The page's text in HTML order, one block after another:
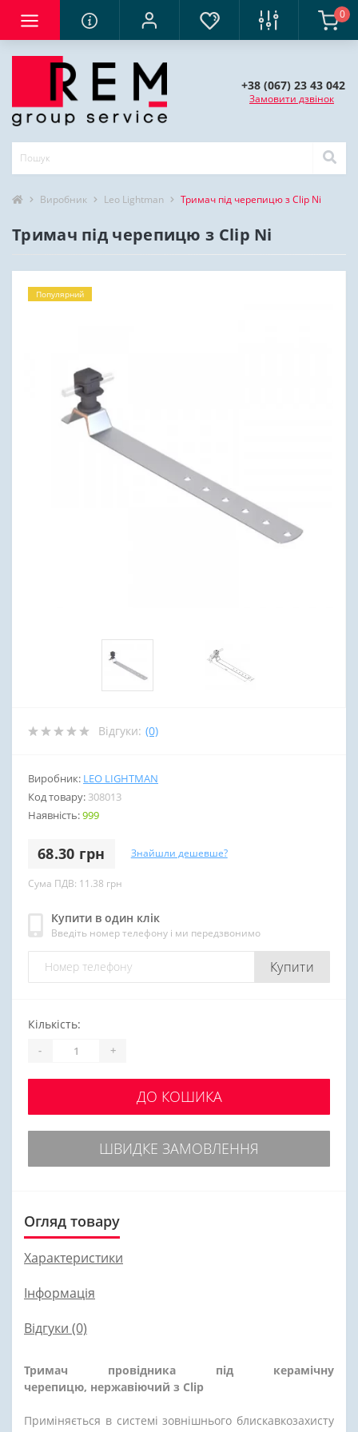
0
+38 (067) 23 43 042
Замовити дзвінок
Виробник Leo Lightman Тримач під черепицю з Clip Ni
Тримач під черепицю з Clip Ni
Популярний
Відгуки: (0)
Виробник: LEO LIGHTMAN
Код товару: 308013
Наявність:999
68.30 грн Знайшли дешевше?
Сума ПДВ: 11.38 грн
Купити в один клік
Введіть номер телефону і ми передзвонимо
Купити
Кількість:
- +
ДО КОШИКА
ШВИДКЕ ЗАМОВЛЕННЯ
Огляд товару
Характеристики
Інформація
Відгуки (0)
Тримач провідника під керамічну
черепицю, нержавіючий з Clip
Приміняється в системі зовнішнього блискавкозахисту